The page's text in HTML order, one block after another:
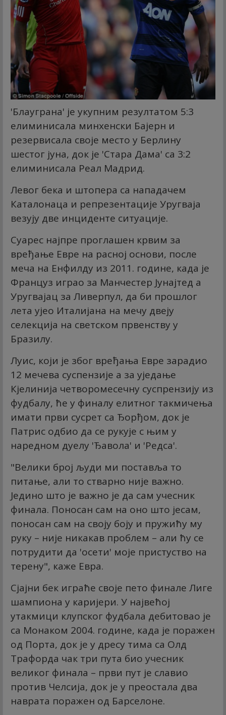
'Блауграна' је укупним резултатом 5:3
елиминисала минхенски Бајерн и
резервисала своје место у Берлину
шестог јуна, док је 'Стара Дама' са 3:2
елиминисала Реал Мадрид.
Левог бека и штопера са нападачем
Каталонаца и репрезентације Уругваја
везују две инциденте ситуације.
Суарес најпре проглашен крвим за
вређање Евре на расној основи, после
меча на Енфилду из 2011. године, када је
Француз играо за Манчестер Јунајтед а
Уругвајац за Ливерпул, да би прошлог
лета ујео Италијана на мечу двеју
селекција на светском првенству у
Бразилу.
Луис, који је због вређања Евре зарадио
12 мечева суспензије а за уједање
Кјелинија четворомесечну суспрензију из
фудбалу, ће у финалу елитног такмичења
имати први сусрет са Ђорђом, док је
Патрис одбио да се рукује с њим у
наредном дуелу 'Ђавола' и 'Редса'.
"Велики број људи ми поставља то
питање, али то стварно није важно.
Једино што је важно је да сам учесник
финала. Поносан сам на оно што јесам,
поносан сам на своју боју и пружићу му
руку – није никакав проблем – али ћу се
потрудити да 'осети' моје пристуство на
терену", каже Евра.
Сјајни бек играће своје пето финале Лиге
шампиона у каријери. У највећој
утакмици клупског фудбала дебитовао је
са Монаком 2004. године, када је поражен
од Порта, док је у дресу тима са Олд
Трафорда чак три пута био учесник
великог финала – први пут је славио
против Челсија, док је у преостала два
наврата поражен од Барселоне.